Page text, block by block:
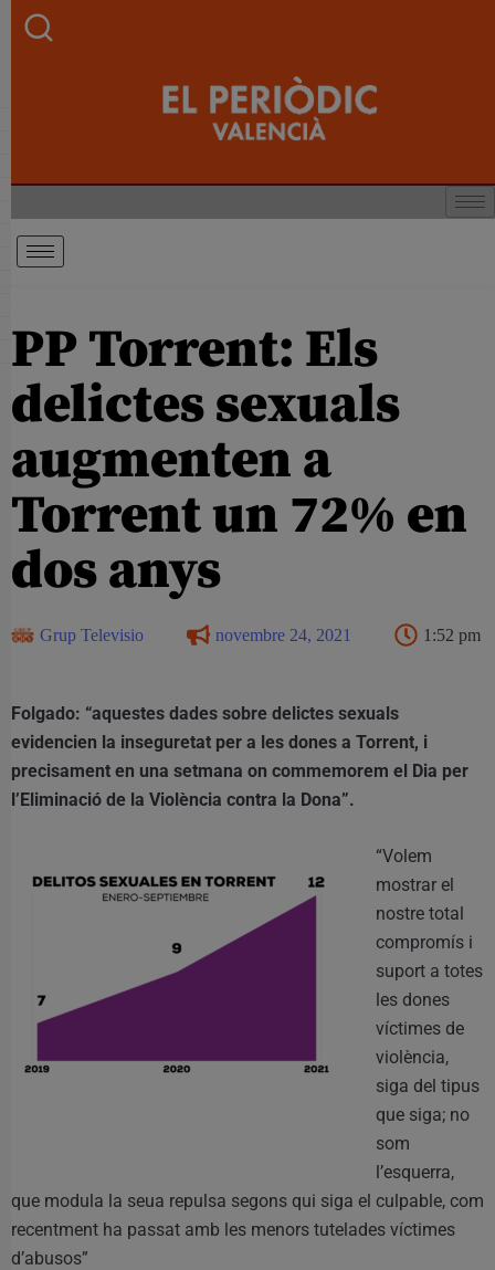
PP Torrent: Els
delictes sexuals
augmenten a
Torrent un 72% en
dos anys
Grup Televisio novembre 24, 2021 1:52 pm
Folgado: “aquestes dades sobre delictes sexuals
evidencien la inseguretat per a les dones a Torrent, i
precisament en una setmana on commemorem el Dia per
l’Eliminació de la Violència contra la Dona”.
“Volem
mostrar el
nostre total
compromís i
suport a totes
les dones
víctimes de
violència,
siga del tipus
que siga; no
som
l’esquerra,
que modula la seua repulsa segons qui siga el culpable, com
recentment ha passat amb les menors tutelades víctimes
d’abusos”